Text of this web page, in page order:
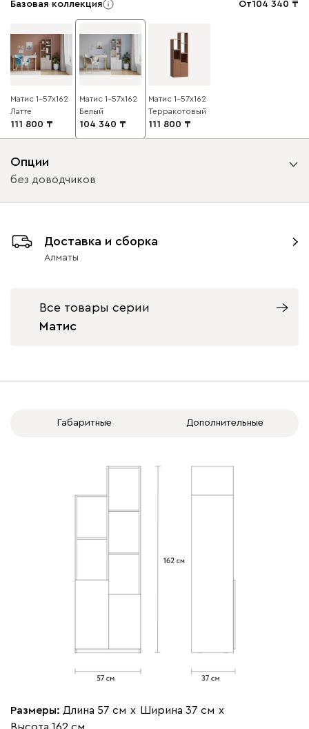
Базовая коллекция От104 340
Матис 1-57x162
Латте
111 800
Матис 1-57x162
Белый
104 340
Матис 1-57x162
Терракотовый
111 800
Опции
без доводчиков
без доводчиков с доводчиками
Доставка и сборка
Алматы
Все товары серии
Матис
Габаритные Дополнительные
Размеры: Длина 57 см х Ширина 37 см х